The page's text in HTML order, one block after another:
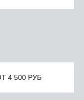
4 500 РУБ